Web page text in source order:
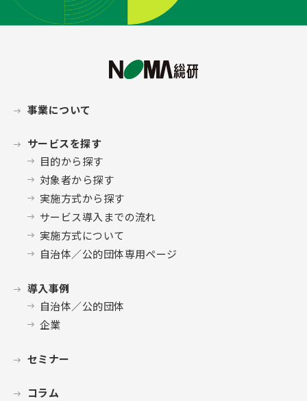
事業について
サービスを探す
目的から探す
対象者から探す
実施方式から探す
サービス導入までの流れ
実施方式について
自治体／公的団体専用ページ
導入事例
自治体／公的団体
企業
セミナー
コラム